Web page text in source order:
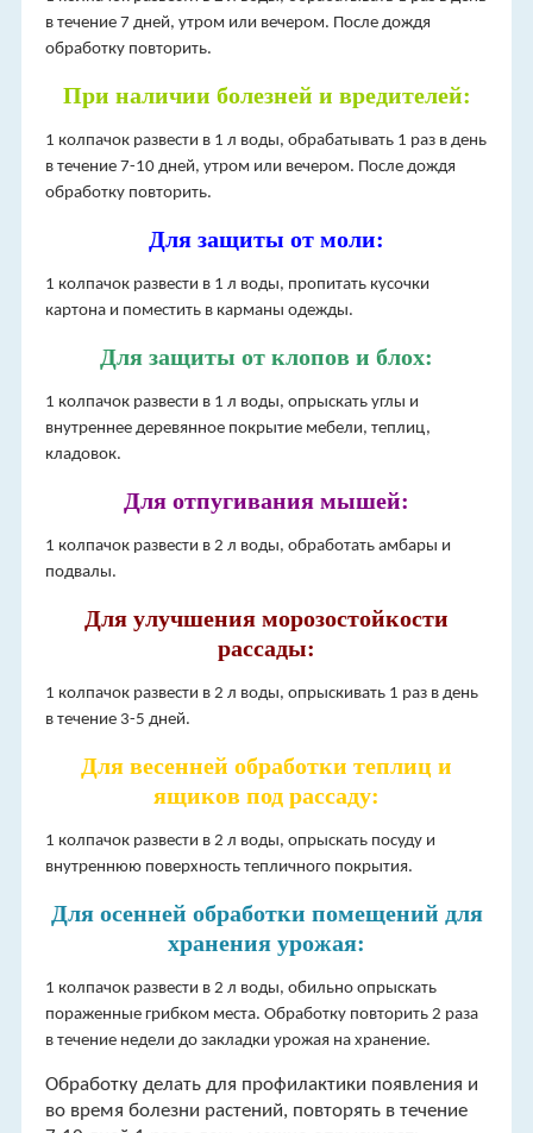
в течение 7 дней, утром или вечером. После дождя
обработку повторить.
При наличии болезней и вредителей:
1 колпачок развести в 1 л воды, обрабатывать 1 раз в день
в течение 7-10 дней, утром или вечером. После дождя
обработку повторить.
Для защиты от моли:
1 колпачок развести в 1 л воды, пропитать кусочки
картона и поместить в карманы одежды.
Для защиты от клопов и блох:
1 колпачок развести в 1 л воды, опрыскать углы и
внутреннее деревянное покрытие мебели, теплиц,
кладовок.
Для отпугивания мышей:
1 колпачок развести в 2 л воды, обработать амбары и
подвалы.
Для улучшения морозостойкости
рассады:
1 колпачок развести в 2 л воды, опрыскивать 1 раз в день
в течение 3-5 дней.
Для весенней обработки теплиц и
ящиков под рассаду:
1 колпачок развести в 2 л воды, опрыскать посуду и
внутреннюю поверхность тепличного покрытия.
Для осенней обработки помещений для
хранения урожая:
1 колпачок развести в 2 л воды, обильно опрыскать
пораженные грибком места. Обработку повторить 2 раза
в течение недели до закладки урожая на хранение.
Обработку делать для профилактики появления и
во время болезни растений, повторять в течение